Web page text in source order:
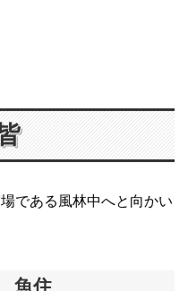
である風林中へと向かい
魚住